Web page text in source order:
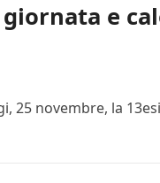
e
25 novembre, la